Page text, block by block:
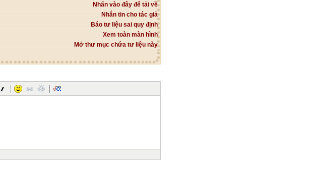
Nhấn vào đây để tải về
Nhắn tin cho tác giả
Báo tư liệu sai quy định
Xem toàn màn hình
Mở thư mục chứa tư liệu này